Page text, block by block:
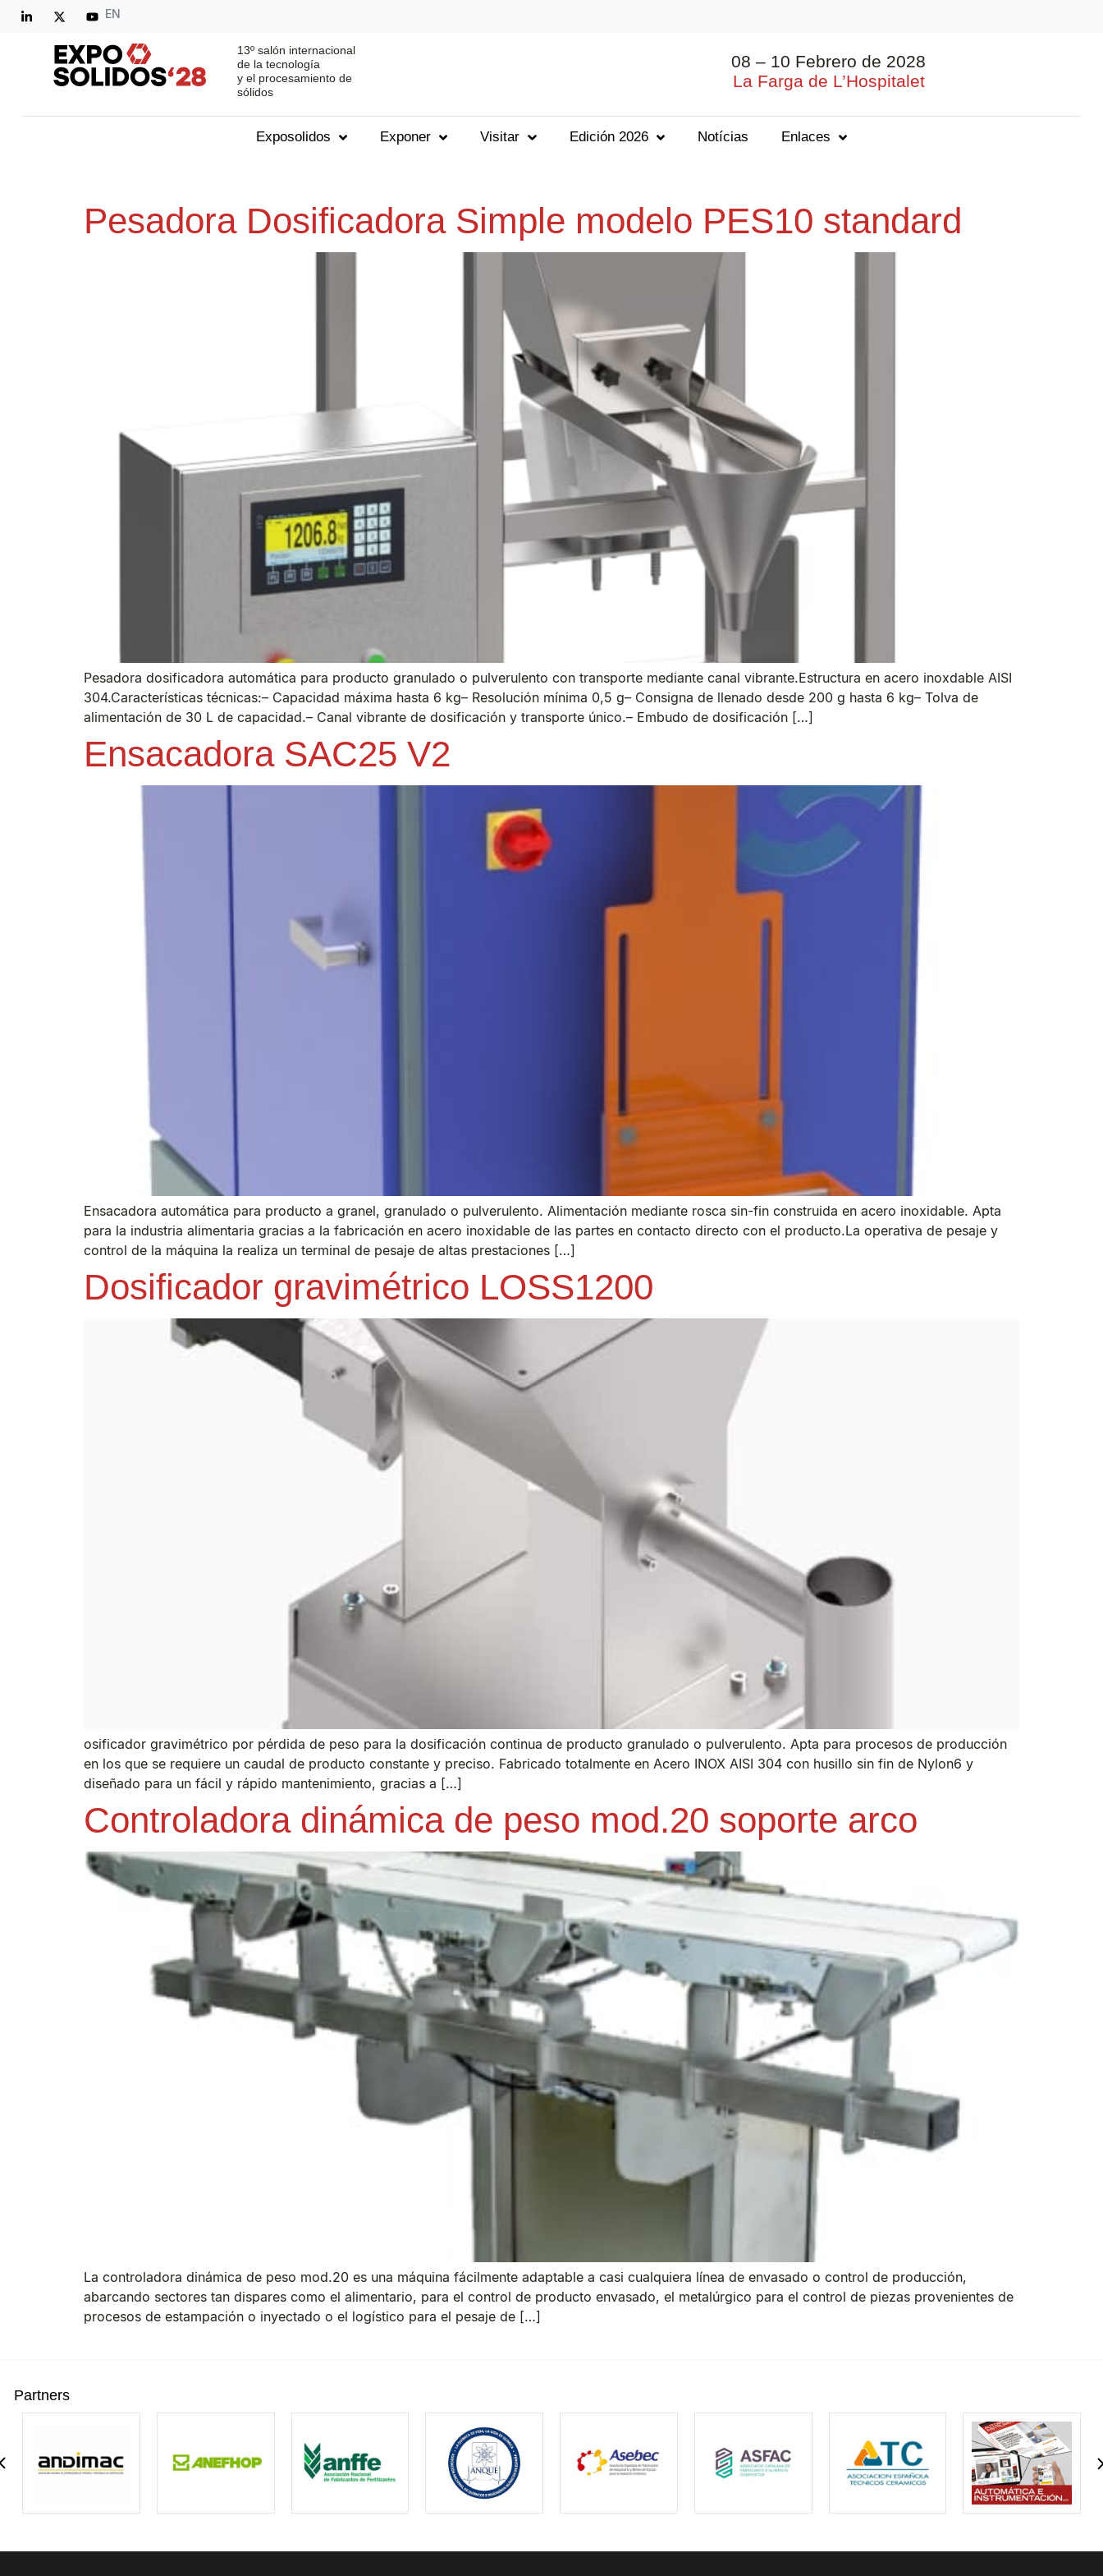
EN
13º salón internacional
de la tecnología
y el procesamiento de
sólidos
08 – 10 Febrero de 2028
La Farga de L’Hospitalet
Exposolidos Exponer Visitar Edición 2026 Notícias Enlaces
Pesadora Dosificadora Simple modelo PES10 standard
Pesadora dosificadora automática para producto granulado o pulverulento con transporte mediante canal vibrante.Estructura en acero inoxdable AISI
304.Características técnicas:– Capacidad máxima hasta 6 kg– Resolución mínima 0,5 g– Consigna de llenado desde 200 g hasta 6 kg– Tolva de
alimentación de 30 L de capacidad.– Canal vibrante de dosificación y transporte único.– Embudo de dosificación […]
Ensacadora SAC25 V2
Ensacadora automática para producto a granel, granulado o pulverulento. Alimentación mediante rosca sin-fin construida en acero inoxidable. Apta
para la industria alimentaria gracias a la fabricación en acero inoxidable de las partes en contacto directo con el producto.La operativa de pesaje y
control de la máquina la realiza un terminal de pesaje de altas prestaciones […]
Dosificador gravimétrico LOSS1200
osificador gravimétrico por pérdida de peso para la dosificación continua de producto granulado o pulverulento. Apta para procesos de producción
en los que se requiere un caudal de producto constante y preciso. Fabricado totalmente en Acero INOX AISI 304 con husillo sin fin de Nylon6 y
diseñado para un fácil y rápido mantenimiento, gracias a […]
Controladora dinámica de peso mod.20 soporte arco
La controladora dinámica de peso mod.20 es una máquina fácilmente adaptable a casi cualquiera línea de envasado o control de producción,
abarcando sectores tan dispares como el alimentario, para el control de producto envasado, el metalúrgico para el control de piezas provenientes de
procesos de estampación o inyectado o el logístico para el pesaje de […]
Partners